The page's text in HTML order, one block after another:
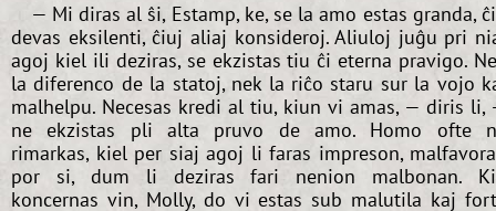
— Mi diras al ŝi, Estamp, ke, se la amo estas granda,
devas eksilenti, ĉiuj aliaj konsideroj. Aliuloj juĝu pri
agoj kiel ili deziras, se ekzistas tiu ĉi eterna pravigo.
la diferenco de la statoj, nek la riĉo staru sur la vojo
malhelpu. Necesas kredi al tiu, kiun vi amas, — diris li,
ne ekzistas pli alta pruvo de amo. Homo ofte
rimarkas, kiel per siaj agoj li faras impreson,
por si, dum li deziras fari nenion malbonan.
koncernas vin, Molly, do vi estas sub malutila kaj